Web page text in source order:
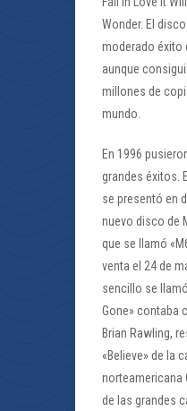
Wonder. El
moderado éxito
aunque
millones de
mundo.
En 1996
grandes éxitos.
se presentó en
nuevo disco de
que se llamó
venta el 24 de
sencillo se
Gone» contaba
Brian Rawling,
«Believe» de la
norteamericana
de las grandes